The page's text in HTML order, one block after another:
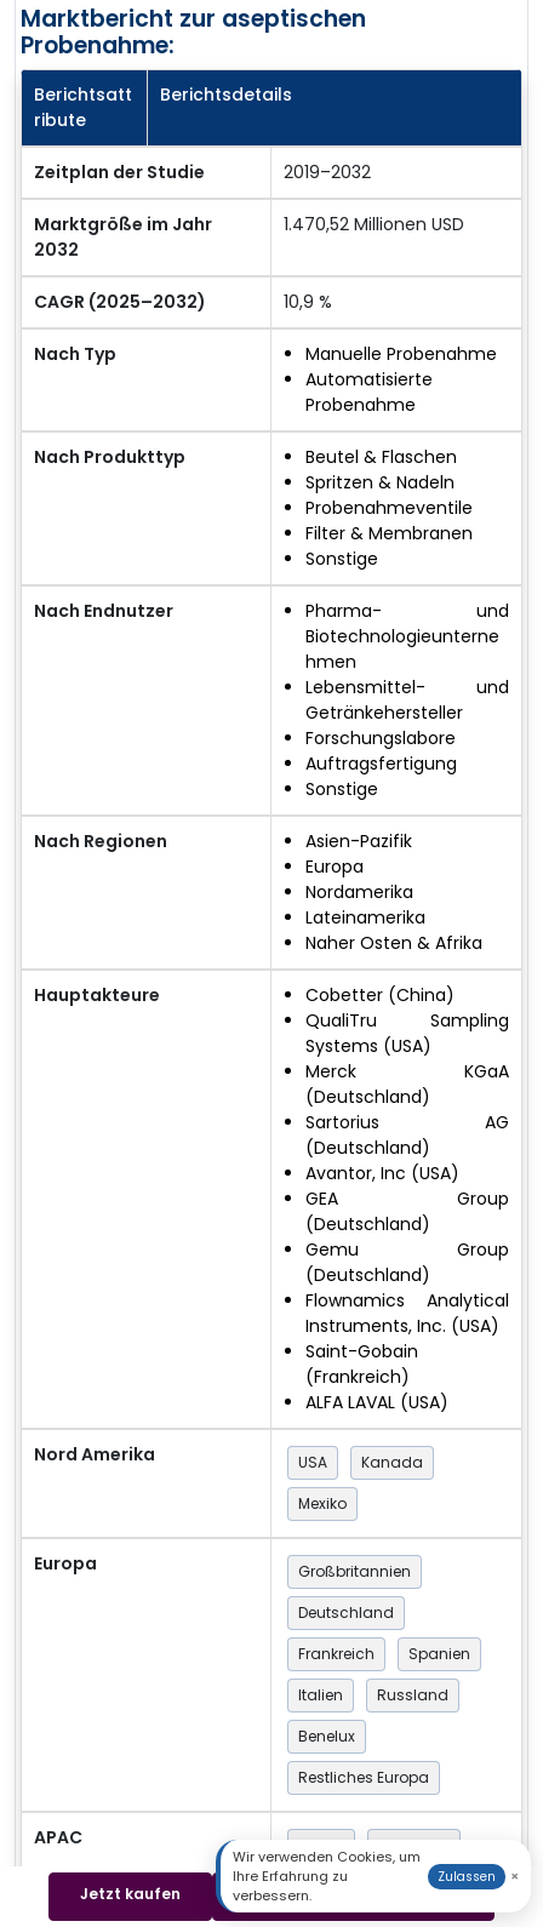
Marktbericht zur aseptischen
Probenahme:
Berichtsatt
ribute
Berichtsdetails
Zeitplan der Studie 2019–2032
Marktgröße im Jahr
2032
1.470,52 Millionen USD
CAGR (2025–2032) 10,9 %
Nach Typ
Manuelle Probenahme
Automatisierte
Probenahme
Nach Produkttyp
Beutel & Flaschen
Spritzen & Nadeln
Probenahmeventile
Filter & Membranen
Sonstige
Nach Endnutzer
Pharma- und
Biotechnologieunterne
hmen
Lebensmittel- und
Getränkehersteller
Forschungslabore
Auftragsfertigung
Sonstige
Nach Regionen
Asien-Pazifik
Europa
Nordamerika
Lateinamerika
Naher Osten & Afrika
Hauptakteure
Cobetter (China)
QualiTru Sampling
Systems (USA)
Merck KGaA
(Deutschland)
Sartorius AG
(Deutschland)
Avantor, Inc (USA)
GEA Group
(Deutschland)
Gemu Group
(Deutschland)
Flownamics Analytical
Instruments, Inc. (USA)
Saint-Gobain
(Frankreich)
ALFA LAVAL (USA)
Nord Amerika USA
Kanada
Mexiko
Europa
Großbritannien
Deutschland
Frankreich
Spanien
Italien
Russland
Benelux
Restliches Europa
APAC China
Südkorea
Japan
Jetzt kaufen Beispiel herunterladen
Wir verwenden Cookies, um
Ihre Erfahrung zu
verbessern.
Zulassen ×